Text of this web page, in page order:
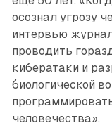
осознал угрозу
интервью
проводить
кибератаки и
биологической
человечества».